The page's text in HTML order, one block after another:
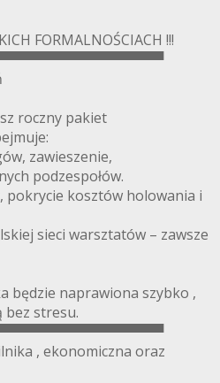
FORMALNOŚCIACH !!!
roczny pakiet
zawieszenie,
podzespołów.
pokrycie kosztów holowania i
sieci warsztatów – zawsze
będzie naprawiona szybko ,
bez stresu.
, ekonomiczna oraz